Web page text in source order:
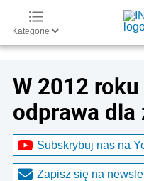
Kategorie
W 2012
odprawa dla
Subskrybuj nas na
Zapisz się na